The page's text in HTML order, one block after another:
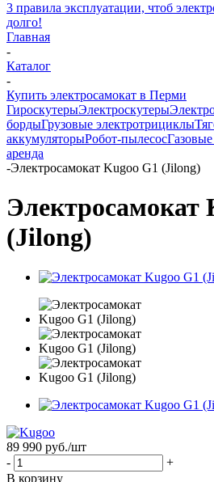
3 правила эксплуатации, чтоб
долго!
Главная
-
Каталог
-
Купить электросамокат в Перми
ГироскутерыЭлектроскутеры
бордыГрузовые электротрициклы
аккумуляторыРобот-пылесос
аренда
-Электросамокат Kugoo G1 (Jilong)
Электросамокат
(Jilong)
89 990 руб./шт
-
+
В корзину